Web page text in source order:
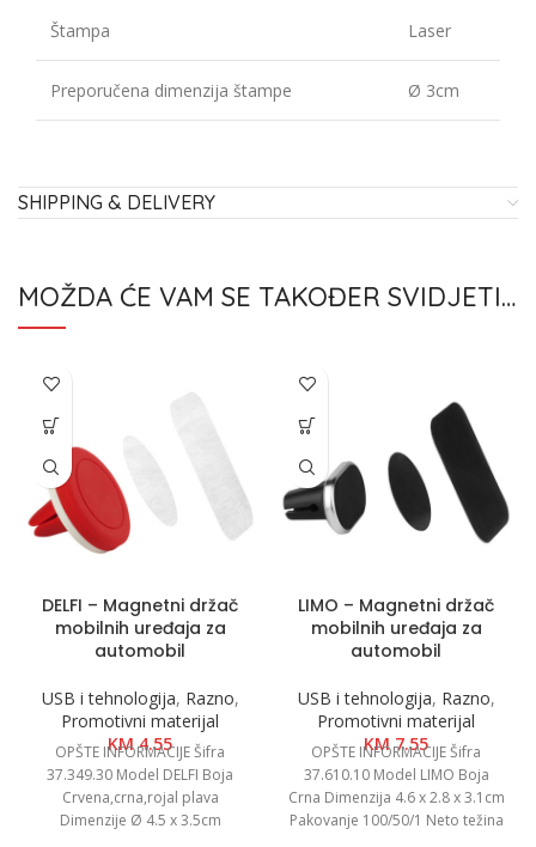
Štampa Laser
Preporučena dimenzija štampe Ø 3cm
SHIPPING & DELIVERY
MOŽDA ĆE VAM SE TAKOĐER SVIDJETI…
DELFI – Magnetni držač
mobilnih uređaja za
automobil
USB i tehnologija, Razno,
Promotivni materijal
KM4.55
OPŠTE INFORMACIJE Šifra
37.349.30 Model DELFI Boja
Crvena,crna,rojal plava
Dimenzije Ø 4.5 x 3.5cm
LIMO – Magnetni držač
mobilnih uređaja za
automobil
USB i tehnologija, Razno,
Promotivni materijal
KM7.55
OPŠTE INFORMACIJE Šifra
37.610.10 Model LIMO Boja
Crna Dimenzija 4.6 x 2.8 x 3.1cm
Pakovanje 100/50/1 Neto težina